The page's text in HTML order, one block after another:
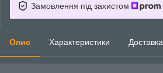
Замовлення під захистом
Опис Характеристики Доставка